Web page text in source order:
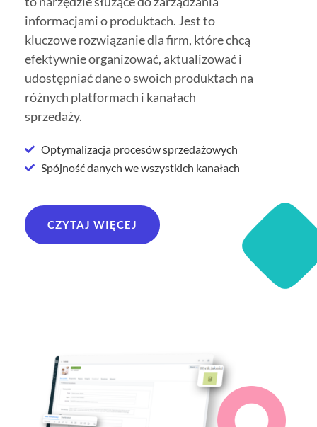
informacjami o produktach. Jest to
kluczowe rozwiązanie dla firm, które chcą
efektywnie organizować, aktualizować i
udostępniać dane o swoich produktach na
różnych platformach i kanałach
sprzedaży.
Optymalizacja procesów sprzedażowych
Spójność danych we wszystkich kanałach
CZYTAJ WIĘCEJ